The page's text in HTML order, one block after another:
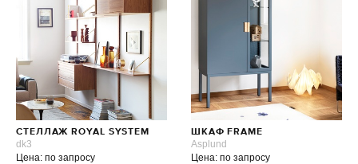
СТЕЛЛАЖ ROYAL SYSTEM
dk3
Цена: по запросу
ШКАФ FRAME
Asplund
Цена: по запросу